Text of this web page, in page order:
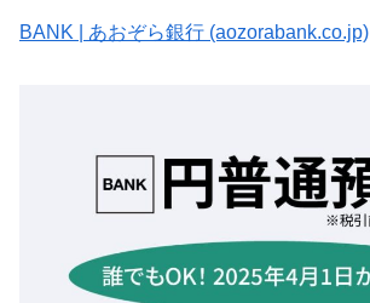
BANK | あおぞら銀行 (aozorabank.co.jp)